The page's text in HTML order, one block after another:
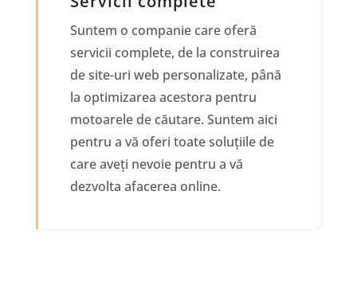
Suntem o companie care oferă
servicii complete, de la construirea
de site-uri web personalizate, până
la optimizarea acestora pentru
motoarele de căutare. Suntem aici
pentru a vă oferi toate soluțiile de
care aveți nevoie pentru a vă
dezvolta afacerea online.